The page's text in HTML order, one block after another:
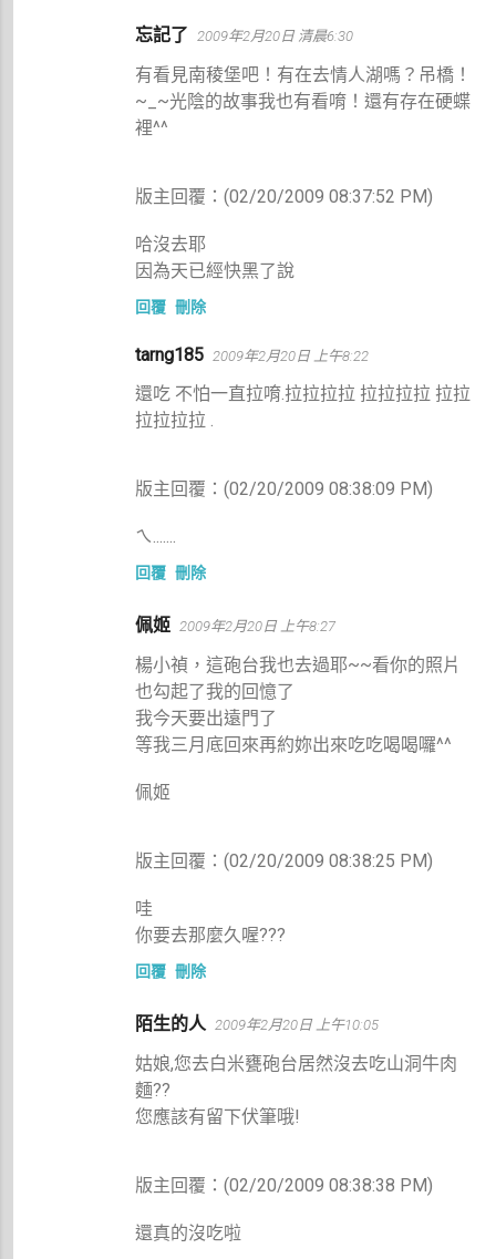
忘記了 2009年2月20日 清晨6:30
有看見南稜堡吧！有在去情人湖嗎？吊橋！
~_~光陰的故事我也有看唷！還有存在硬蝶
裡^^
版主回覆：(02/20/2009 08:37:52 PM)
哈沒去耶
因為天已經快黑了說
回覆 刪除
tarng185 2009年2月20日 上午8:22
還吃 不怕一直拉唷.拉拉拉拉 拉拉拉拉 拉拉
拉拉拉拉 .
版主回覆：(02/20/2009 08:38:09 PM)
ㄟ.......
回覆 刪除
佩姬 2009年2月20日 上午8:27
楊小禎，這砲台我也去過耶~~看你的照片
也勾起了我的回憶了
我今天要出遠門了
等我三月底回來再約妳出來吃吃喝喝囉^^
佩姬
版主回覆：(02/20/2009 08:38:25 PM)
哇
你要去那麼久喔???
回覆 刪除
陌生的人 2009年2月20日 上午10:05
姑娘,您去白米甕砲台居然沒去吃山洞牛肉
麵??
您應該有留下伏筆哦!
版主回覆：(02/20/2009 08:38:38 PM)
還真的沒吃啦